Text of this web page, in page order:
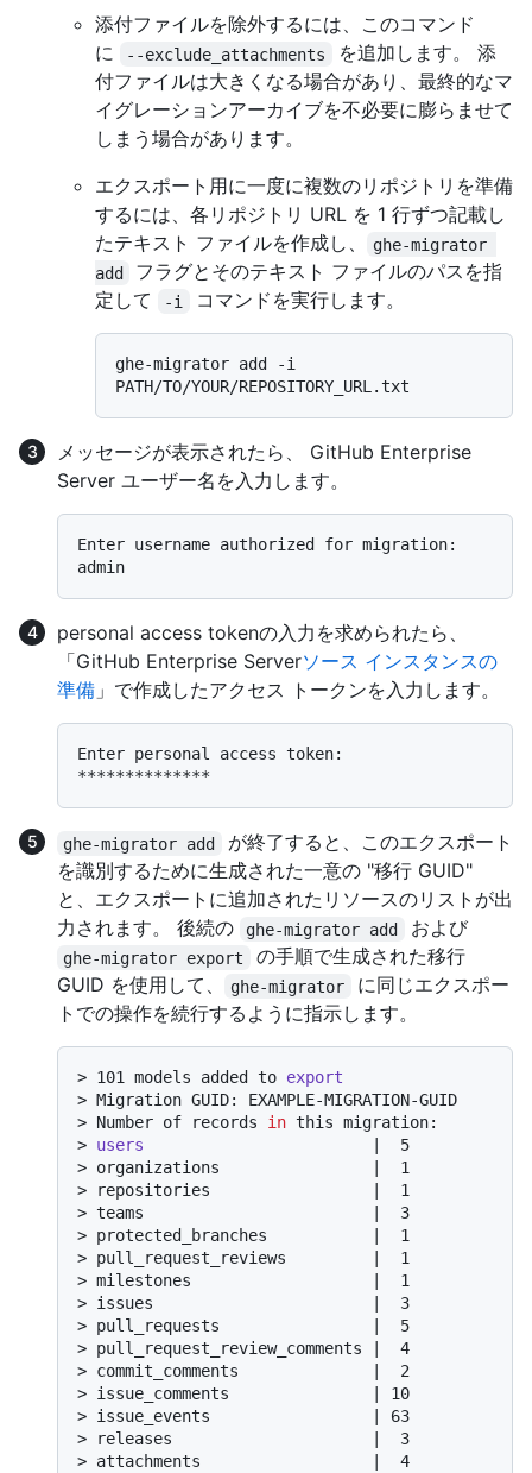
添付ファイルを除外するには、このコマンド
に
--exclude_attachments
を追加します。 添
付ファイルは大きくなる場合があり、最終的なマ
イグレーションアーカイブを不必要に膨らませて
しまう場合があります。
エクスポート用に一度に複数のリポジトリを準備
するには、各リポジトリ URL を 1 行ずつ記載し
たテキスト ファイルを作成し、
ghe-migrator
add
フラグとそのテキスト ファイルのパスを指
定して
-i コマンドを実行します。
ghe-migrator add -i
メッセージが表示されたら、 GitHub Enterprise
Server ユーザー名を入力します。
Enter username authorized for migration:
personal access tokenの入力を求められたら、
「GitHub Enterprise Serverソース インスタンスの
準備 」で作成したアクセス トークンを入力します。
Enter personal access token:
ghe-migrator add
が終了すると、このエクスポート
を識別するために生成された一意の "移行 GUID"
と、エクスポートに追加されたリソースのリストが出
力されます。 後続の
ghe-migrator add および
ghe-migrator export
の手順で生成された移行
GUID を使用して、
ghe-migrator
に同じエクスポー
トでの操作を続行するように指示します。
> 101 models added to export
> Migration GUID: EXAMPLE-MIGRATION-GUID
> Number of records in this migration:
> users
                        |  5
> organizations                |  1
>
repositories                 |  1
> teams                        |  3
> protected_branches           |  1
> pull_request_reviews         |  1
> milestones                   |  1
> issues                       |  3
> pull_requests                |  5
> pull_request_review_comments |  4
> commit_comments              |  2
> issue_comments               | 10
> issue_events                 | 63
>
releases                     |  3
> attachments                  |  4